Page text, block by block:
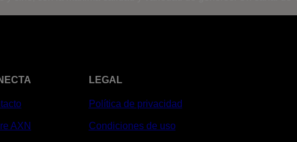
AXN
LEGAL
Política de privacidad
Condiciones de uso